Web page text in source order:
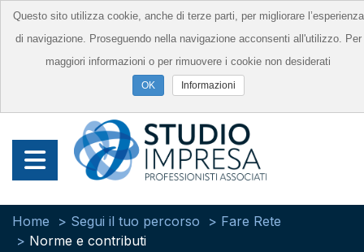
Home Segui il tuo percorso
Fare Rete
Norme e contributi
Questo sito utilizza cookie, anche di terze parti, per migliorare l’esperienza
di navigazione. Proseguendo nella navigazione acconsenti all'utilizzo. Per
maggiori informazioni o per rimuovere i cookie non desiderati
Informazioni